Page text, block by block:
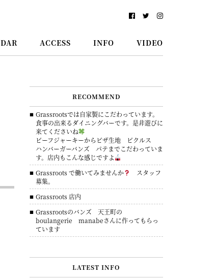
ACCESS INFO VIDEO
RECOMMEND
Grassrootsでは自家製にこだわっています。
食事の出来るダイニングバーです。是非遊びに
来てくださいね
ビーフジャーキーからピザ生地 ピクルス
ハンバーガーバンズ パテまでこだわっていま
す。店内もこんな感じですよ
Grassroots で働いてみませんか
スタッフ
募集。
Grassroots 店内
Grassrootsのバンズ 天王町の
boulangerie manabeさんに作ってもらっ
ています
LATEST INFO